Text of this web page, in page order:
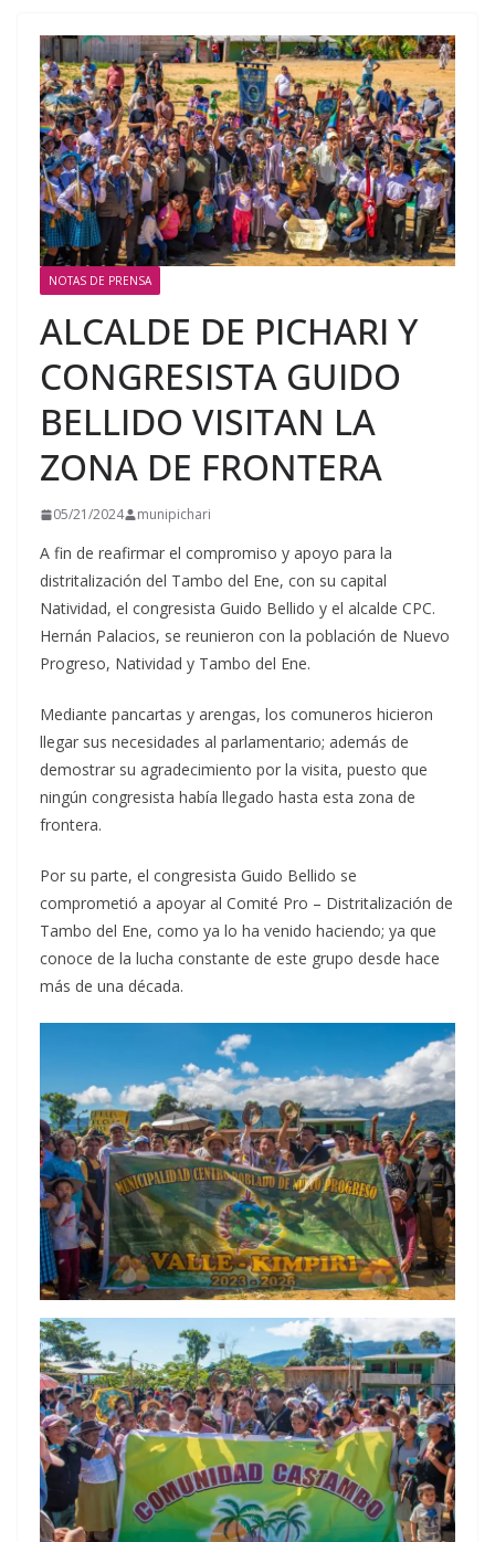
NOTAS DE PRENSA
ALCALDE DE PICHARI Y
CONGRESISTA GUIDO
BELLIDO VISITAN LA
ZONA DE FRONTERA
05/21/2024 munipichari
A fin de reafirmar el compromiso y apoyo para la
distritalización del Tambo del Ene, con su capital
Natividad, el congresista Guido Bellido y el alcalde CPC.
Hernán Palacios, se reunieron con la población de Nuevo
Progreso, Natividad y Tambo del Ene.
Mediante pancartas y arengas, los comuneros hicieron
llegar sus necesidades al parlamentario; además de
demostrar su agradecimiento por la visita, puesto que
ningún congresista había llegado hasta esta zona de
frontera.
Por su parte, el congresista Guido Bellido se
comprometió a apoyar al Comité Pro – Distritalización de
Tambo del Ene, como ya lo ha venido haciendo; ya que
conoce de la lucha constante de este grupo desde hace
más de una década.